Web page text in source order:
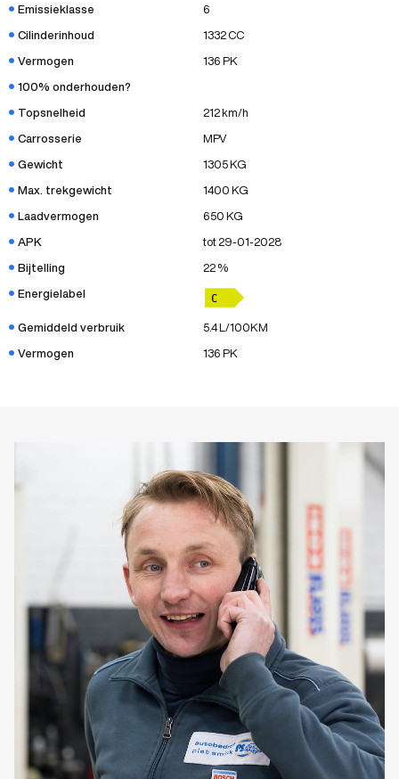
Emissieklasse 6
Cilinderinhoud 1332 CC
Vermogen 136 PK
100% onderhouden?
Topsnelheid 212 km/h
Carrosserie MPV
Gewicht 1305 KG
Max. trekgewicht 1400 KG
Laadvermogen 650 KG
APK tot 29-01-2028
Bijtelling 22 %
Energielabel
Gemiddeld verbruik 5.4 L/100KM
Vermogen 136 PK